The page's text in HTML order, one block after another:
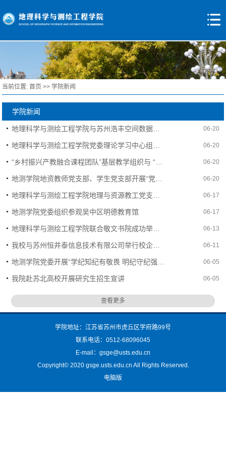
当前位置:首页 >>学院新闻
学院新闻
06-20
06-20
06-20
06-20
06-17
地测学院党委组织参观吴中区明德教育馆 06-17
06-13
06-11
06-05
我院赴苏北高校开展研究生招生宣讲 06-05
查看更多
学院地址：江苏省苏州市虎丘区学府路99号
联系电话：0512-68096045
E-mail：gsge@usts.edu.cn
Copyright© 2020 gsge.usts.edu.cn All Rights Reserved.
电脑版